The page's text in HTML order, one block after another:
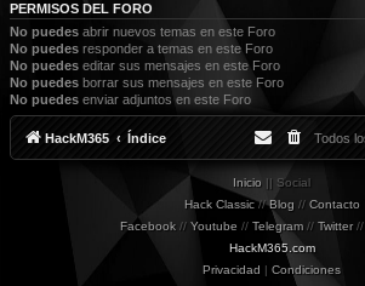
PERMISOS DEL FORO
No puedes abrir nuevos temas en este Foro
No puedes responder a temas en este Foro
No puedes editar sus mensajes en este Foro
No puedes borrar sus mensajes en este Foro
No puedes enviar adjuntos en este Foro
HackM365 Índice Todos
Inicio || Social
Hack Classic//Blog // Contacto
Facebook // Youtube // Telegram // Twitter//
HackM365.com
Privacidad | Condiciones